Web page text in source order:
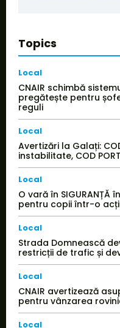
Topics
Local
CNAIR schimbă
pregătește pentru
reguli
Local
Avertizări la Galați:
instabilitate, COD
Local
O vară în
pentru copii într-o
Local
Strada Domnească
restricții de trafic și
Local
CNAIR avertizează
pentru vânzarea
Local